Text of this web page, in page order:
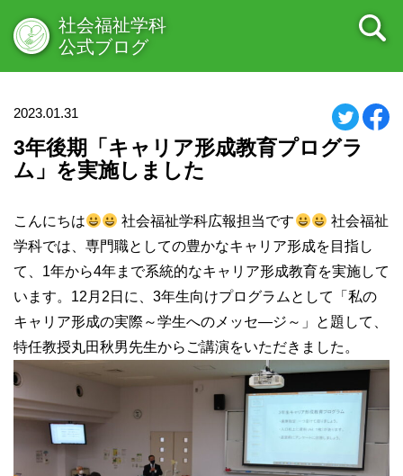
社会福祉学科
公式ブログ
2023.01.31
3年後期「キャリア形成教育プログラ
ム」を実施しました
こんにちは 社会福祉学科広報担当です
社会福祉
学科では、専門職としての豊かなキャリア形成を目指し
て、1年から4年まで系統的なキャリア形成教育を実施して
います。12月2日に、3年生向けプログラムとして「私の
キャリア形成の実際～学生へのメッセ―ジ～」と題して、
特任教授丸田秋男先生からご講演をいただきました。